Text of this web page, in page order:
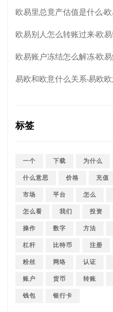
欧易里总竟产估值是什么-
欧易别人怎么转账过来-欧
欧易账户冻结怎么解冻-欧
易欧和欧意什么关系-易欧
标签
一个 下载 为什么
什么意思
价格 充值
市场
平台 怎么
怎么看
我们 投资
操作
数字 方法
杠杆
比特币 注册
粉丝
网络 认证
账户
货币 转账
钱包
银行卡